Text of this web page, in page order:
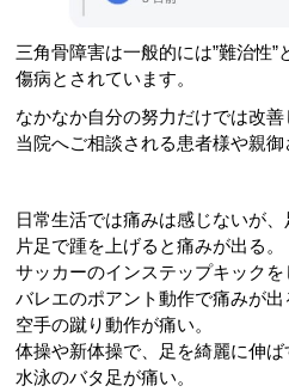
三角骨障害は一般的には”難治性
傷病とされています。
なかなか自分の努力だけでは改
当院へご相談される患者様や親御
日常生活では痛みは感じないが、
片足で踵を上げると痛みが出る。
サッカーのインステップキックを
バレエのポアント動作で痛みが出
空手の蹴り動作が痛い。
体操や新体操で、足を綺麗に伸ば
水泳のバタ足が痛い。